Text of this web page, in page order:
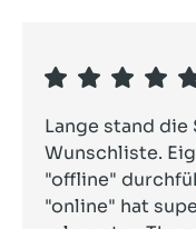
Lange stand die
Wunschliste.
"offline"
"online" hat